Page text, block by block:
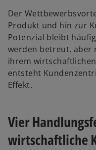
Der
Produkt und hin zur
Potenzial bleibt
werden betreut, aber
ihrem
entsteht
Effekt.
Vier
wirtschaftliche